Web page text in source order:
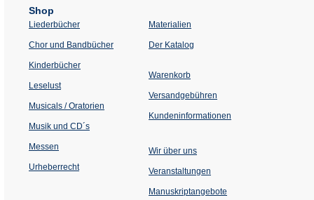
Shop
Liederbücher
Chor und Bandbücher
Kinderbücher
Leselust
Musicals / Oratorien
Musik und CD´s
Messen
Urheberrecht
Materialien
Der Katalog
Warenkorb
Versandgebühren
Kundeninformationen
Wir über uns
Veranstaltungen
einem
Manuskriptangebote